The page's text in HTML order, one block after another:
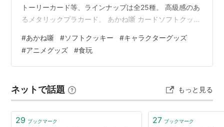
トーリーカード等、ラインナップは全25種。 高級感のあ
るメタリックプラカード。 あかね噺 カードソフトクッキ
個入り 【1個】本体+(仮)クッキー1枚 発売日： ２６年０
９月未定 参考価格： 3,960円(税込) 予約・購入はこちら
から あかね噺 カードソフトクッキー 20個入りBOX (食
者になろう blogcirc…
#あかね噺 #ソフトクッキー #キャラクターグッズ
#アニメグッズ #食玩
ネットで話題 もっと見る
29 ブックマーク 27 ブックマーク